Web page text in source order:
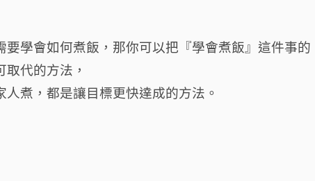
要學會如何煮飯，那你可以把『學會煮飯』這件事的
代的方法，
煮，都是讓目標更快達成的方法。